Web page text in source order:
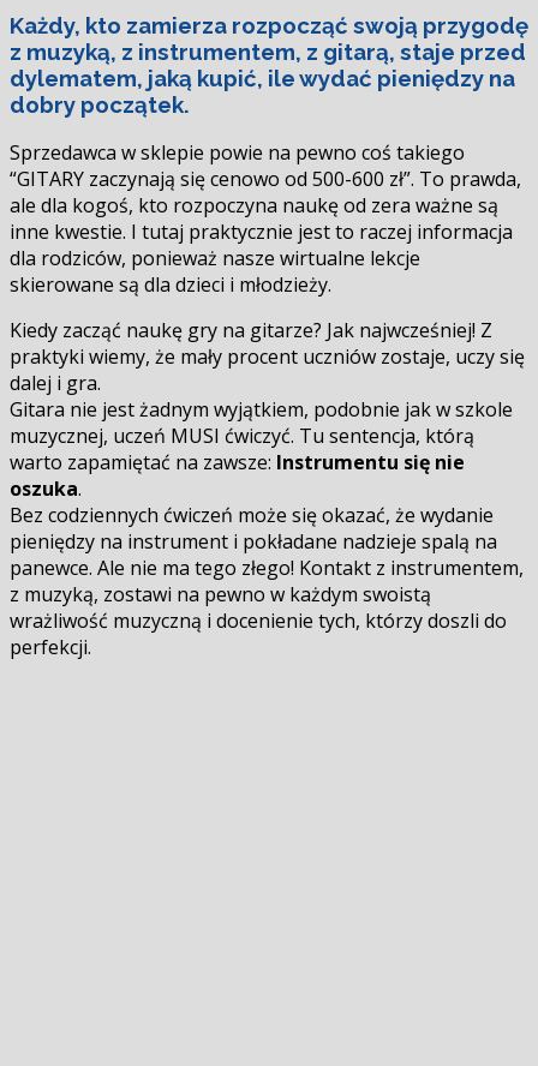
się
Każdy, kto zamierza rozpocząć swoją przygodę
z muzyką, z instrumentem, z gitarą, staje przed
dylematem, jaką kupić, ile wydać pieniędzy na
dobry początek.
Sprzedawca w sklepie powie na pewno coś takiego
“GITARY zaczynają się cenowo od 500-600 zł”. To prawda,
ale dla kogoś, kto rozpoczyna naukę od zera ważne są
inne kwestie. I tutaj praktycznie jest to raczej informacja
dla rodziców, ponieważ nasze wirtualne lekcje
skierowane są dla dzieci i młodzieży.
Kiedy zacząć naukę gry na gitarze? Jak najwcześniej! Z
praktyki wiemy, że mały procent uczniów zostaje, uczy się
dalej i gra.
Gitara nie jest żadnym wyjątkiem, podobnie jak w szkole
muzycznej, uczeń MUSI ćwiczyć. Tu sentencja, którą
warto zapamiętać na zawsze: Instrumentu się nie
oszuka.
Bez codziennych ćwiczeń może się okazać, że wydanie
pieniędzy na instrument i pokładane nadzieje spalą na
panewce. Ale nie ma tego złego! Kontakt z instrumentem,
z muzyką, zostawi na pewno w każdym swoistą
wrażliwość muzyczną i docenienie tych, którzy doszli do
perfekcji.